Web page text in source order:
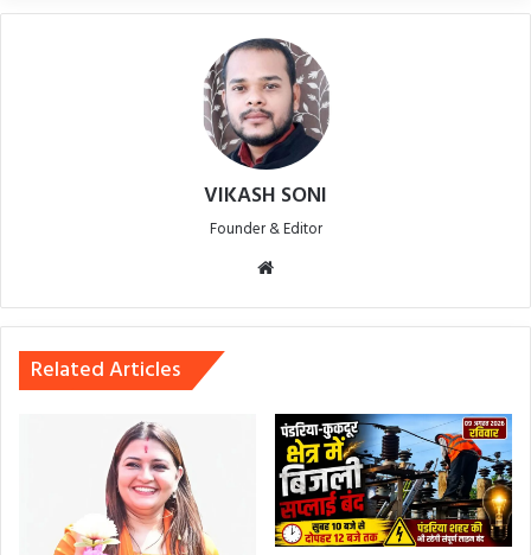
VIKASH SONI
Founder & Editor
Related Articles